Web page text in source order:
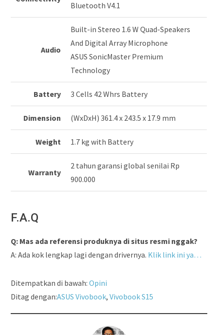
Bluetooth V4.1
Audio
Built-in Stereo 1.6 W Quad-Speakers
And Digital Array Microphone
ASUS SonicMaster Premium
Technology
Battery 3 Cells 42 Whrs Battery
Dimension (WxDxH) 361.4 x 243.5 x 17.9 mm
Weight 1.7 kg with Battery
Warranty
2 tahun garansi global senilai Rp
900.000
F.A.Q
Q: Mas ada referensi produknya di situs resmi nggak?
A: Ada kok lengkap lagi dengan drivernya. Klik link ini ya…
Ditempatkan di bawah:Opini
Ditag dengan:ASUS Vivobook,Vivobook S15